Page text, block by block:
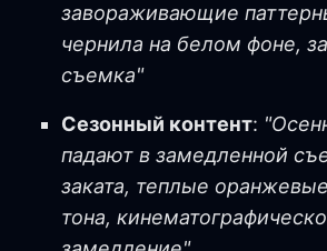
завораживающие
чернила на белом фоне,
съемка"
Сезонный контент:
падают в замедленной
заката, теплые
тона,